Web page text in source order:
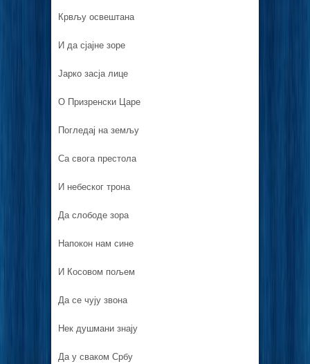
Крвљу освештана
И да сјајне зоре
Јарко засја лице
О Призренски Царе
Погледај на земљу
Са свога престола
И небеског трона
Да слободе зора
Напокон нам сине
И Косовом пољем
Да се чују звона
Нек душмани знају
Да у сваком Србу